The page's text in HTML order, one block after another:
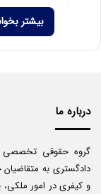
بیشتر
درباره ما
گروه حقوقی تخصصی
دادگستری به
و کیفری در امور